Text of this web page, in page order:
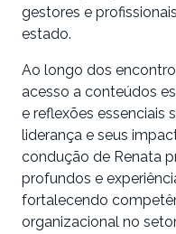
gestores e
estado.
Ao longo dos
acesso a conteúdos
e reflexões essenciais
liderança e seus
condução de Renata
profundos e
fortalecendo
organizacional no